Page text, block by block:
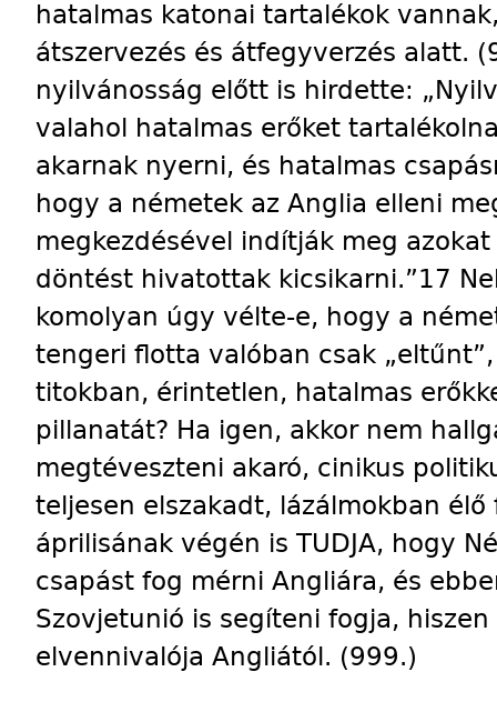
hatalmas katonai tartalékok
átszervezés és átfegyverzés alatt.
nyilvánosság előtt is hirdette:
valahol hatalmas erőket
akarnak nyerni, és hatalmas
hogy a németek az Anglia elleni
megkezdésével indítják meg
döntést hivatottak kicsikarni.”17
komolyan úgy vélte-e, hogy a
tengeri flotta valóban csak
titokban, érintetlen, hatalmas
pillanatát? Ha igen, akkor nem
megtéveszteni akaró, cinikus
teljesen elszakadt, lázálmokban
áprilisának végén is TUDJA, hogy
csapást fog mérni Angliára, és
Szovjetunió is segíteni fogja,
elvennivalója Angliától. (999.)